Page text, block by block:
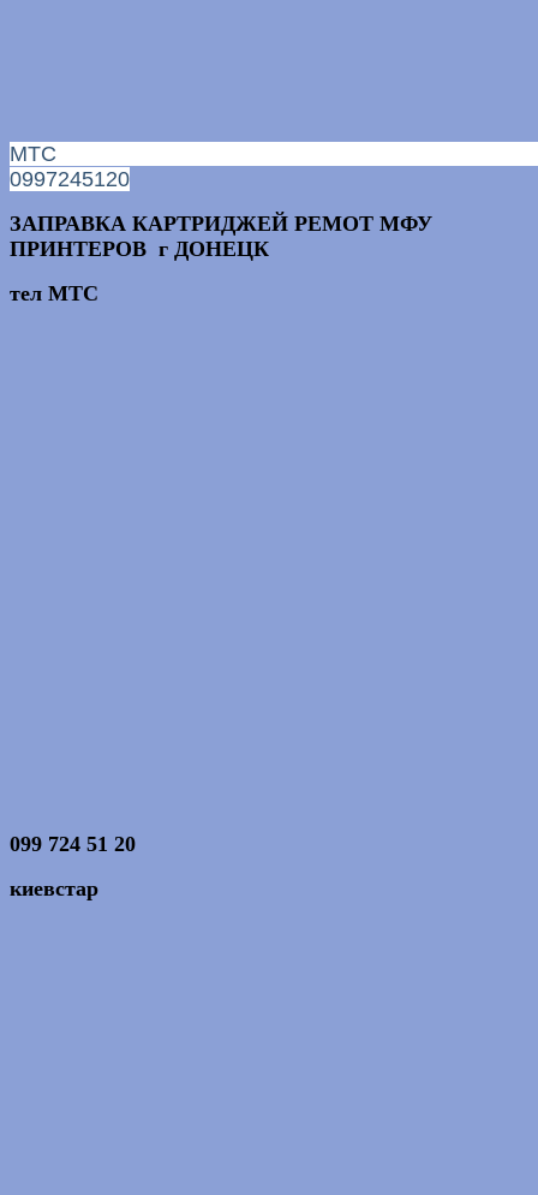
МТС
0997245120
ЗАПРАВКА КАРТРИДЖЕЙ РЕМОТ МФУ
ПРИНТЕРОВ г ДОНЕЦК
тел МТС
099 724 51 20
киевстар